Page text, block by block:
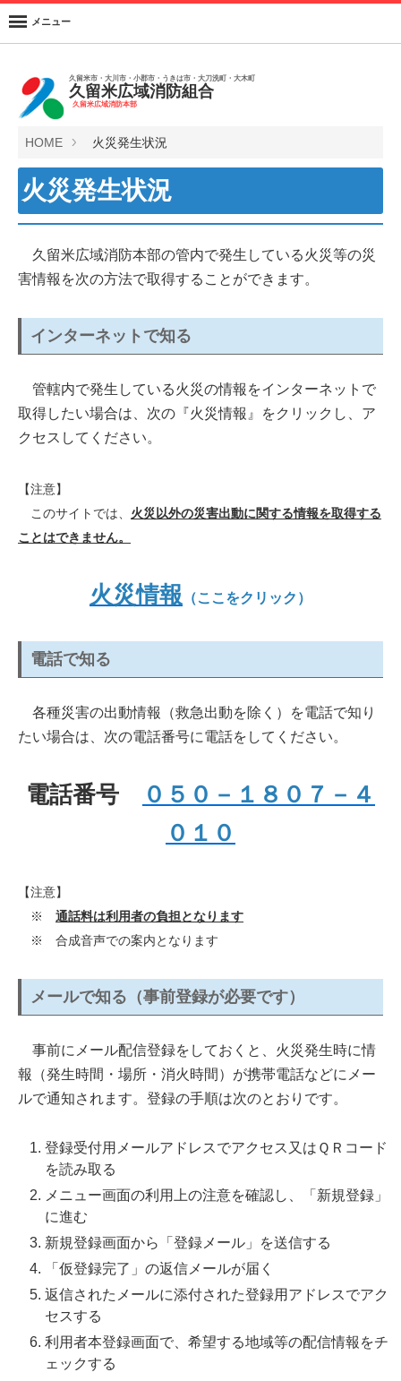
久留米市・大川市・小郡市・うきは市・大刀洗町・大木町
久留米広域消防組合
久留米広域消防本部
メニュー
HOME 火災発生状況
火災発生状況
久留米広域消防本部の管内で発生している火災等の災
害情報を次の方法で取得することができます。
インターネットで知る
管轄内で発生している火災の情報をインターネットで
取得したい場合は、次の『火災情報』をクリックし、ア
クセスしてください。
【注意】
このサイトでは、 火災以外の災害出動に関する情報を取得する
ことはできません。
火災情報 （ここをクリック）
電話で知る
各種災害の出動情報（救急出動を除く）を電話で知り
たい場合は、次の電話番号に電話をしてください。
電話番号
０５０－１８０７－４
０１０
【注意】
※ 通話料は利用者の負担となります
※ 合成音声での案内となります
メールで知る（事前登録が必要です）
事前にメール配信登録をしておくと、火災発生時に情
報（発生時間・場所・消火時間）が携帯電話などにメー
ルで通知されます。登録の手順は次のとおりです。
登録受付用メールアドレスでアクセス又はＱＲコード
を読み取る
メニュー画面の利用上の注意を確認し、「新規登録」
に進む
新規登録画面から「登録メール」を送信する
「仮登録完了」の返信メールが届く
返信されたメールに添付された登録用アドレスでアク
セスする
利用者本登録画面で、希望する地域等の配信情報をチ
ェックする